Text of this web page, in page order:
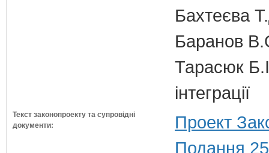
Бахтеєва
Баранов
Тарасюк
інтеграції
Текст законопроекту та супровідні
документи:
Проект
Подання